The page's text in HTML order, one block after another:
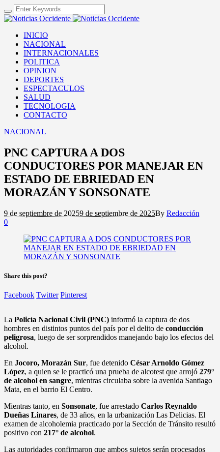
INICIO
NACIONAL
INTERNACIONALES
POLITICA
OPINION
DEPORTES
ESPECTACULOS
SALUD
TECNOLOGIA
CONTACTO
NACIONAL
PNC CAPTURA A DOS
CONDUCTORES POR MANEJAR EN
ESTADO DE EBRIEDAD EN
MORAZÁN Y SONSONATE
9 de septiembre de 20259 de septiembre de 2025By Redacción
0
Share this post?
Facebook Twitter Pinterest
La Policía Nacional Civil (PNC) informó la captura de dos
hombres en distintos puntos del país por el delito de conducción
peligrosa, luego de ser sorprendidos manejando bajo los efectos del
alcohol.
En Jocoro, Morazán Sur, fue detenido César Arnoldo Gómez
López, a quien se le practicó una prueba de alcotest que arrojó 279°
de alcohol en sangre, mientras circulaba sobre la avenida Santiago
Mata, en el barrio El Centro.
Mientras tanto, en Sonsonate, fue arrestado Carlos Reynaldo
Dueñas Linares, de 33 años, en la urbanización Las Delicias. El
examen de alcoholemia practicado por la Sección de Tránsito resultó
positivo con 217° de alcohol.
Las autoridades confirmaron que ambos sujetos serán procesados